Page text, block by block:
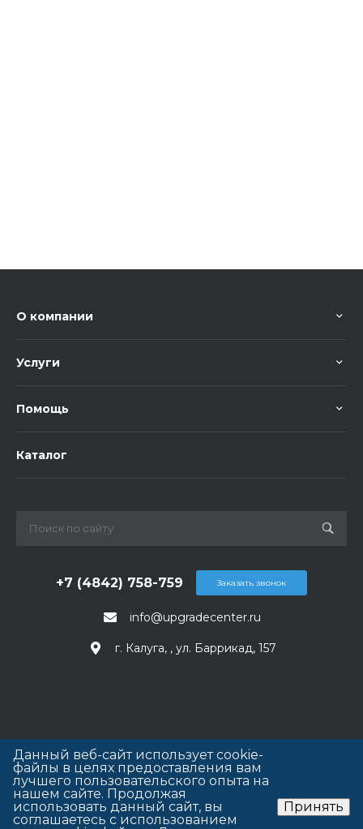
О компании
Услуги
Помощь
Каталог
info@upgradecenter.ru
+7 (4842) 758-759
г. Калуга, , ул. Баррикад, 157
Заказать звонок
Данный веб-сайт использует cookie-
файлы в целях предоставления вам
лучшего пользовательского опыта на
нашем сайте. Продолжая
использовать данный сайт, вы
соглашаетесь с использованием
Принять